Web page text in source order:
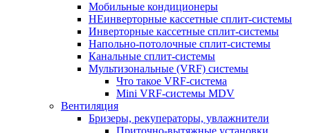
Мобильные кондиционеры
НЕинверторные кассетные сплит-системы
Инверторные кассетные сплит-системы
Напольно-потолочные сплит-системы
Канальные сплит-системы
Мультизональные (VRF) системы
Что такое VRF-система
Mini VRF-системы MDV
Вентиляция
Бризеры, рекуператоры, увлажнители
Приточно-вытяжные установки